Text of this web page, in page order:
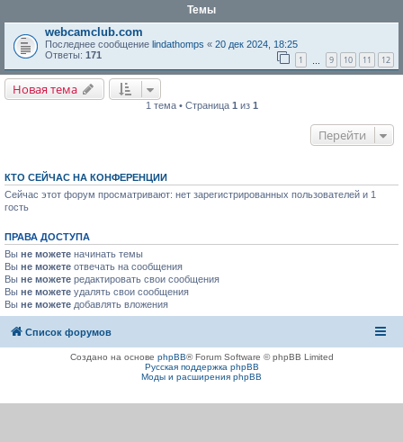
Темы
webcamclub.com
Последнее сообщение lindathomps « 20 дек 2024, 18:25
Ответы: 171 1 9 10 11 12
Новая тема
1 тема • Страница 1 из 1
Перейти
КТО СЕЙЧАС НА КОНФЕРЕНЦИИ
Сейчас этот форум просматривают: нет зарегистрированных пользователей и 1
гость
ПРАВА ДОСТУПА
Вы не можете начинать темы
Вы не можете отвечать на сообщения
Вы не можете редактировать свои сообщения
Вы не можете удалять свои сообщения
Вы не можете добавлять вложения
Список форумов
Создано на основе phpBB® Forum Software © phpBB Limited
Русская поддержка phpBB
Моды и расширения phpBB